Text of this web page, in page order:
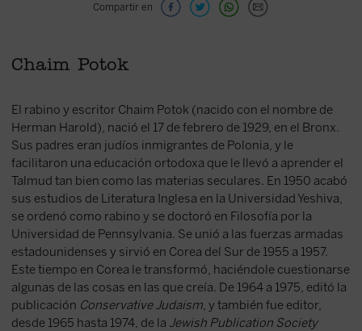
Compartir en
Chaim Potok
El rabino y escritor Chaim Potok (nacido con el nombre de
Herman Harold), nació el 17 de febrero de 1929, en el Bronx.
Sus padres eran judíos inmigrantes de Polonia, y le
facilitaron una educación ortodoxa que le llevó a aprender el
Talmud tan bien como las materias seculares. En 1950 acabó
sus estudios de Literatura Inglesa en la Universidad Yeshiva,
se ordenó como rabino y se doctoró en Filosofía por la
Universidad de Pennsylvania. Se unió a las fuerzas armadas
estadounidenses y sirvió en Corea del Sur de 1955 a 1957.
Este tiempo en Corea le transformó, haciéndole cuestionarse
algunas de las cosas en las que creía. De 1964 a 1975, editó la
publicación Conservative Judaism, y también fue editor,
desde 1965 hasta 1974, de la Jewish Publication Society